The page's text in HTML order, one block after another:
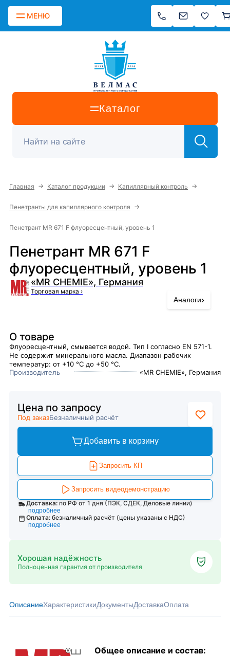
МЕНЮ
Каталог
Главная → Каталог продукции → Капиллярный контроль →
Пенетранты для капиллярного контроля →
Пенетрант MR 671 F флуоресцентный, уровень 1
Пенетрант MR 671 F
флуоресцентный, уровень 1
«MR CHEMIE», Германия
Торговая марка ›
Аналоги›
О товаре
Флуоресцентный, смывается водой. Тип I согласно EN 571-1.
Не содержит минерального масла. Диапазон рабочих
температур: от +10 °C до +50 °C.
Производитель
«MR CHEMIE», Германия
Цена по запросу
Под заказБезналичный расчёт
Добавить в корзину
Запросить КП
Запросить видеодемонстрацию
Доставка: по РФ от 1 дня (ПЭК, СДЕК, Деловые линии)
подробнее
Оплата: безналичный расчёт (цены указаны с НДС)
подробнее
Хорошая надёжность
Полноценная гарантия от производителя
ОписаниеХарактеристикиДокументыДоставкаОплата
Общее описание и состав: